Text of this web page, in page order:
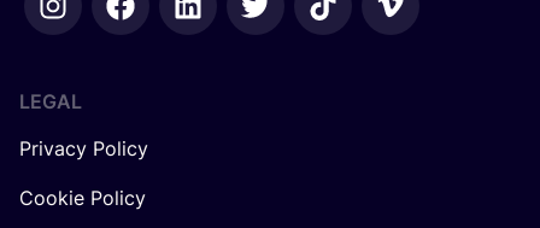
LEGAL
Privacy Policy
Cookie Policy